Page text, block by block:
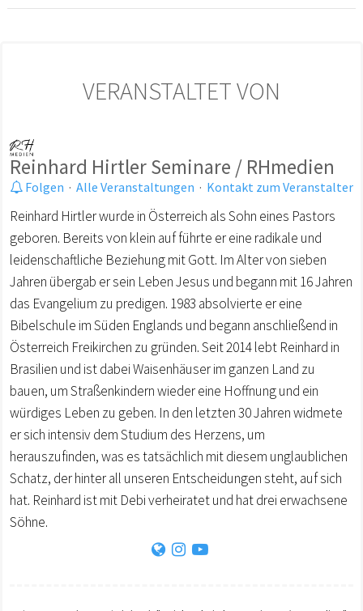
VERANSTALTET VON
Reinhard Hirtler Seminare / RHmedien
Folgen · Alle Veranstaltungen · Kontakt zum Veranstalter
Reinhard Hirtler wurde in Österreich als Sohn eines Pastors
geboren. Bereits von klein auf führte er eine radikale und
leidenschaftliche Beziehung mit Gott. Im Alter von sieben
Jahren übergab er sein Leben Jesus und begann mit 16 Jahren
das Evangelium zu predigen. 1983 absolvierte er eine
Bibelschule im Süden Englands und begann anschließend in
Österreich Freikirchen zu gründen. Seit 2014 lebt Reinhard in
Brasilien und ist dabei Waisenhäuser im ganzen Land zu
bauen, um Straßenkindern wieder eine Hoffnung und ein
würdiges Leben zu geben. In den letzten 30 Jahren widmete
er sich intensiv dem Studium des Herzens, um
herauszufinden, was es tatsächlich mit diesem unglaublichen
Schatz, der hinter all unseren Entscheidungen steht, auf sich
hat. Reinhard ist mit Debi verheiratet und hat drei erwachsene
Söhne.